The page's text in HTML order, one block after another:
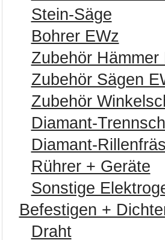
Stein-Säge
Bohrer EWz
Zubehör Hämmer
Zubehör Sägen
Zubehör
Diamant-
Diamant-
Rührer + Geräte
Sonstige
Befestigen +
Draht